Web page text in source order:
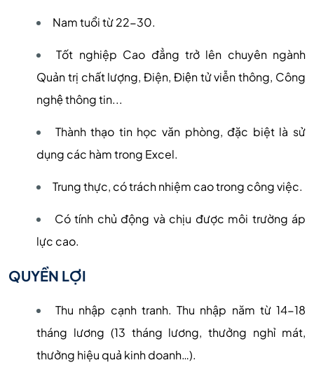
Nam tuổi từ 22-30.
Tốt nghiệp Cao đẳng trở lên chuyên ngành
Quản trị chất lượng, Điện, Điện tử viễn thông, Công
nghệ thông tin...
Thành thạo tin học văn phòng, đặc biệt là sử
dụng các hàm trong Excel.
Trung thực, có trách nhiệm cao trong công việc.
Có tính chủ động và chịu được môi trường áp
lực cao.
QUYỀN LỢI
Thu nhập cạnh tranh. Thu nhập năm từ 14-18
tháng lương (13 tháng lương, thưởng nghỉ mát,
thưởng hiệu quả kinh doanh…).